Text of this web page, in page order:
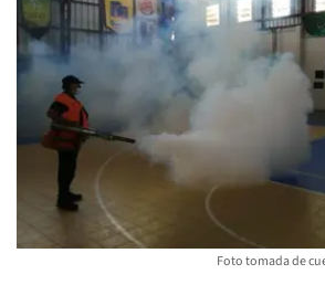
Foto tomada de